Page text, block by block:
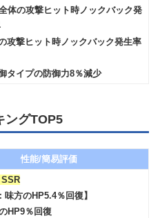
体の攻撃ヒット時ノックバック発
攻撃ヒット時ノックバック発生率
タイプの防御力8％減少
ングTOP5
性能/簡易評価
味方のHP5.4％回復】
HP9％回復